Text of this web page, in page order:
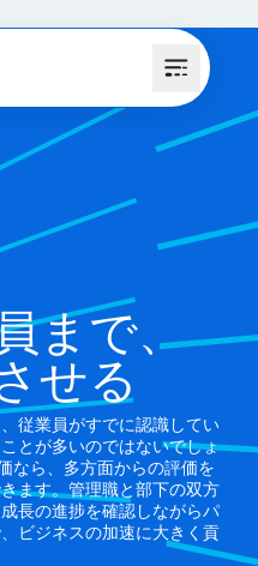
まで、
せる
従業員がすでに認識してい
とが多いのではないでしょ
なら、多方面からの評価を
ます。管理職と部下の双方
長の進捗を確認しながらパ
ビジネスの加速に大きく貢